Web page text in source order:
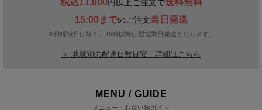
税込11,000円以上ご注文で送料無料
15:00までのご注文当日発送
※日曜祝日は除く。15時以降は翌営業日発送となります。
＞ 地域別の配達日数目安・詳細はこちら
MENU / GUIDE
メニュー・お買い物ガイド